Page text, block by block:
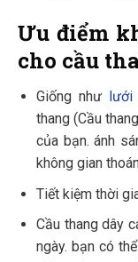
Ưu điểm
cho cầu
Giống như lưới
thang (Cầu
của bạn. ánh
không gian
Tiết kiệm thời
Cầu thang dây
ngày. bạn có